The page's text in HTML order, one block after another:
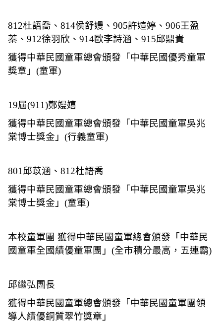
812杜語喬、 814侯舒嫚、 905許媗婷、 906王盈
蓁、 912徐羽欣、 914歐李詩涵、 915邱鼎貴
獲得中華民國童軍總會頒發「中華民國優秀童軍
獎章」 (童軍)
19屆(911)鄭嫚嬉
獲得中華民國童軍總會頒發「中華民國童軍吳兆
棠博士獎金」 (行義童軍)
801 邱苡涵、 812杜語喬
獲得中華民國童軍總會頒發「中華民國童軍吳兆
棠博士獎金」 (童軍)
本校童軍團 獲得中華民國童軍總會頒發「中華民
國童軍全國績優童軍團」 (全市積分最高，五連霸)
邱繼弘團長
獲得中華民國童軍總會頒發「中華民國童軍團領
導人績優銅質翠竹獎章」